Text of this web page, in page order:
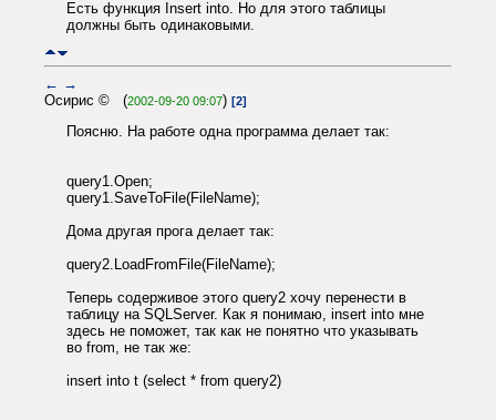
Есть функция Insert into. Но для этого таблицы
должны быть одинаковыми.
← →
Осирис © (2002-09-20 09:07) [2]
Поясню. На работе одна программа делает так:
query1.Open;
query1.SaveToFile(FileName);
Дома другая прога делает так:
query2.LoadFromFile(FileName);
Теперь содерживое этого query2 хочу перенести в
таблицу на SQLServer. Как я понимаю, insert into мне
здесь не поможет, так как не понятно что указывать
во from, не так же:
insert into t (select * from query2)